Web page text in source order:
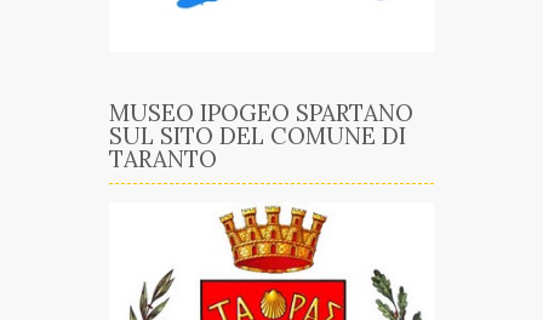
MUSEO IPOGEO SPARTANO
SUL SITO DEL COMUNE DI
TARANTO